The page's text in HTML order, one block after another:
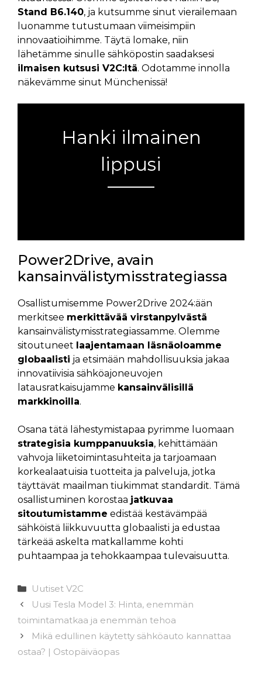
Stand B6.140, ja kutsumme sinut vierailemaan
luonamme tutustumaan viimeisimpiin
innovaatioihimme. Täytä lomake, niin
lähetämme sinulle sähköpostin saadaksesi
ilmaisen kutsusi V2C:ltä. Odotamme innolla
näkevämme sinut Münchenissä!
Hanki ilmainen
lippusi
Power2Drive, avain
kansainvälistymisstrategiassa
Osallistumisemme Power2Drive 2024:ään
merkitsee merkittävää virstanpylvästä
kansainvälistymisstrategiassamme. Olemme
sitoutuneet laajentamaan läsnäoloamme
globaalisti ja etsimään mahdollisuuksia jakaa
innovatiivisia sähköajoneuvojen
latausratkaisujamme kansainvälisillä
markkinoilla.
Osana tätä lähestymistapaa pyrimme luomaan
strategisia kumppanuuksia, kehittämään
vahvoja liiketoimintasuhteita ja tarjoamaan
korkealaatuisia tuotteita ja palveluja, jotka
täyttävät maailman tiukimmat standardit. Tämä
osallistuminen korostaa jatkuvaa
sitoutumistamme edistää kestävämpää
sähköistä liikkuvuutta globaalisti ja edustaa
tärkeää askelta matkallamme kohti
puhtaampaa ja tehokkaampaa tulevaisuutta.
Kategoriat
Uutiset V2C
Uusi Tesla Model 3: Hinta, enemmän
toimintamatkaa ja enemmän tehoa
Mikä edullinen käytetty sähköauto kannattaa
ostaa? | Ostopäiväopas